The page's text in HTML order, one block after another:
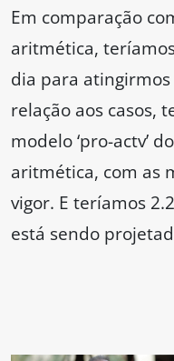
Em comparação
aritmética,
dia para atingirmos
relação aos casos,
modelo ‘pro-actv’
aritmética, com as
vigor. E teríamos
está sendo